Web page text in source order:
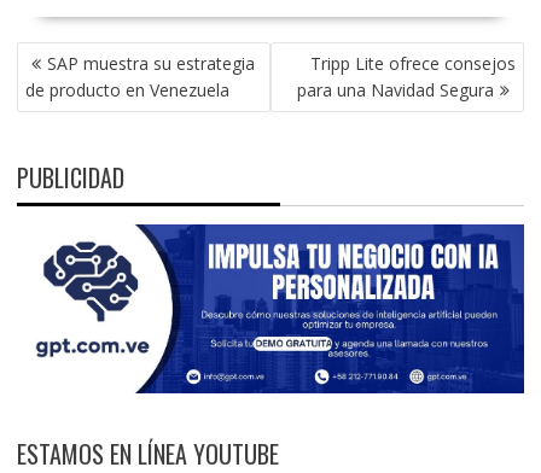
NAVEGACIÓN
DE
ENTRADAS
SAP muestra su estrategia
de producto en Venezuela
Tripp Lite ofrece consejos
para una Navidad Segura
PUBLICIDAD
ESTAMOS EN LÍNEA YOUTUBE